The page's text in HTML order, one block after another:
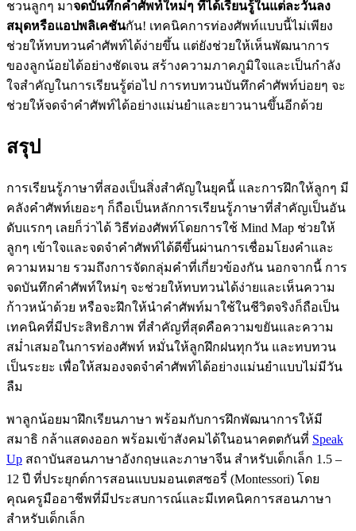
ชวนลูกๆ มาจดบันทึกคำศัพท์ใหม่ๆ ที่ได้เรียนรู้ในแต่ละวันลง
สมุดหรือแอปพลิเคชันกัน! เทคนิคการท่องศัพท์แบบนี้ไม่เพียง
ช่วยให้ทบทวนคำศัพท์ได้ง่ายขึ้น แต่ยังช่วยให้เห็นพัฒนาการ
ของลูกน้อยได้อย่างชัดเจน สร้างความภาคภูมิใจและเป็นกำลัง
ใจสำคัญในการเรียนรู้ต่อไป การทบทวนบันทึกคำศัพท์บ่อยๆ จะ
ช่วยให้จดจำคำศัพท์ได้อย่างแม่นยำและยาวนานขึ้นอีกด้วย
สรุป
การเรียนรู้ภาษาที่สองเป็นสิ่งสำคัญในยุคนี้ และการฝึกให้ลูกๆ มี
คลังคำศัพท์เยอะๆ ก็ถือเป็นหลักการเรียนรู้ภาษาที่สำคัญเป็นอัน
ดับแรกๆ เลยก็ว่าได้ วิธีท่องศัพท์โดยการใช้ Mind Map ช่วยให้
ลูกๆ เข้าใจและจดจำคำศัพท์ได้ดีขึ้นผ่านการเชื่อมโยงคำและ
ความหมาย รวมถึงการจัดกลุ่มคำที่เกี่ยวข้องกัน นอกจากนี้ การ
จดบันทึกคำศัพท์ใหม่ๆ จะช่วยให้ทบทวนได้ง่ายและเห็นความ
ก้าวหน้าด้วย หรือจะฝึกให้นำคำศัพท์มาใช้ในชีวิตจริงก็ถือเป็น
เทคนิคที่มีประสิทธิภาพ ที่สำคัญที่สุดคือความขยันและความ
สม่ำเสมอในการท่องศัพท์ หมั่นให้ลูกฝึกฝนทุกวัน และทบทวน
เป็นระยะ เพื่อให้สมองจดจำคำศัพท์ได้อย่างแม่นยำแบบไม่มีวัน
ลืม
พาลูกน้อยมาฝึกเรียนภาษา พร้อมกับการฝึกพัฒนาการให้มี
สมาธิ กล้าแสดงออก พร้อมเข้าสังคมได้ในอนาคตตกันที่ Speak
Up สถาบันสอนภาษาอังกฤษและภาษาจีน สำหรับเด็กเล็ก 1.5 –
12 ปี ที่ประยุกต์การสอนแบบมอนเตสซอรี่ (Montessori) โดย
คุณครูมืออาชีพที่มีประสบการณ์และมีเทคนิคการสอนภาษา
สำหรับเด็กเล็ก